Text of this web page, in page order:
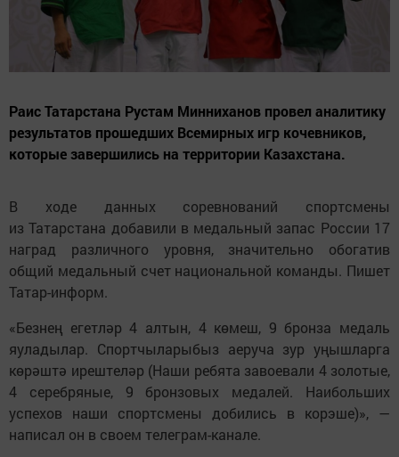
Раис Татарстана Рустам Минниханов провел аналитику
результатов прошедших Всемирных игр кочевников,
которые завершились на территории Казахстана.
В ходе данных соревнований спортсмены
из Татарстана добавили в медальный запас России 17
наград различного уровня, значительно обогатив
общий медальный счет национальной команды. Пишет
Татар-информ.
«Безнең егетләр 4 алтын, 4 көмеш, 9 бронза медаль
яуладылар. Спортчыларыбыз аеруча зур уңышларга
көрәштә ирештеләр (Наши ребята завоевали 4 золотые,
4 серебряные, 9 бронзовых медалей. Наибольших
успехов наши спортсмены добились в корэше)», —
написал он в своем телеграм-канале.